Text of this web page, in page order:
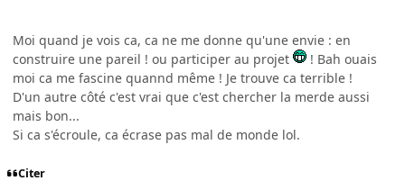
Moi quand je vois ca, ca ne me donne qu'une envie : en
construire une pareil ! ou participer au projet
! Bah ouais
moi ca me fascine quannd même ! Je trouve ca terrible !
D'un autre côté c'est vrai que c'est chercher la merde aussi
mais bon...
Si ca s'écroule, ca écrase pas mal de monde lol.
Citer